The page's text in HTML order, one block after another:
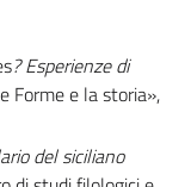
? Esperienze di
Forme e la storia»,
del siciliano